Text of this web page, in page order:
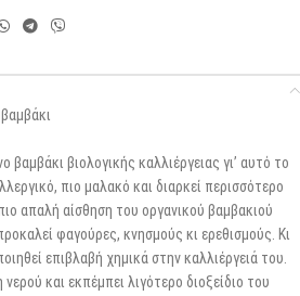
βαμβάκι βιολογικής καλλιέργειας γι’ αυτό το
πιο μαλακό και διαρκεί περισσότερο
απαλή αίσθηση του οργανικού βαμβακιού
φαγούρες, κνησμούς κι ερεθισμούς. Κι
επιβλαβή χημικά στην καλλιέργειά του.
και εκπέμπει λιγότερο διοξείδιο του